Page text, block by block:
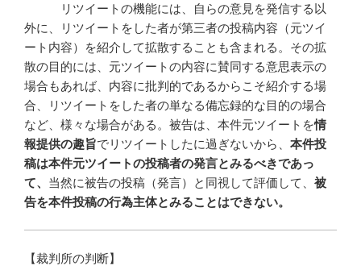
リツイートの機能には、自らの意見を発信する以
外に、リツイートをした者が第三者の投稿内容（元ツイ
ート内容）を紹介して拡散することも含まれる。その拡
散の目的には、元ツイートの内容に賛同する意思表示の
場合もあれば、内容に批判的であるからこそ紹介する場
合、リツイートをした者の単なる備忘録的な目的の場合
など、様々な場合がある。被告は、本件元ツイートを情
報提供の趣旨でリツイートしたに過ぎないから、 本件投
稿は本件元ツイートの投稿者の発言とみるべきであっ
て、 当然に被告の投稿（発言）と同視して評価して、 被
告を本件投稿の行為主体とみることはできない。
【裁判所の判断】